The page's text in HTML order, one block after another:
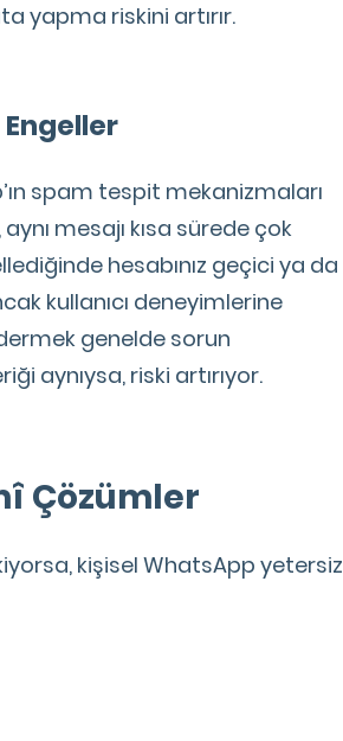
yapma riskini artırır.
Engeller
spam tespit mekanizmaları
mesajı kısa sürede çok
hesabınız geçici ya da
kullanıcı deneyimlerine
genelde sorun
aynıysa, riski artırıyor.
Çözümler
kişisel WhatsApp yetersiz